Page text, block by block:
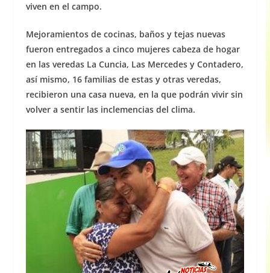
viven en el campo.
Mejoramientos de cocinas, baños y tejas nuevas
fueron entregados a cinco mujeres cabeza de hogar
en las veredas La Cuncia, Las Mercedes y Contadero,
así mismo, 16 familias de estas y otras veredas,
recibieron una casa nueva, en la que podrán vivir sin
volver a sentir las inclemencias del clima.